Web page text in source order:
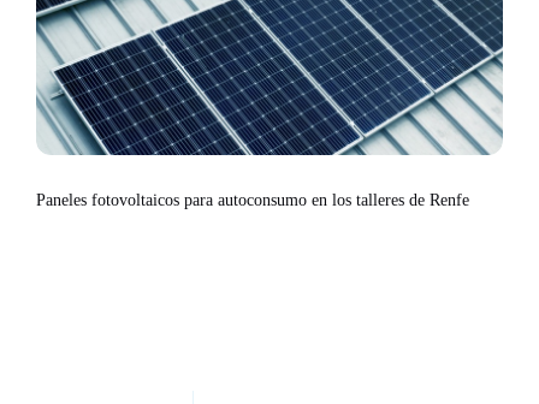
Paneles fotovoltaicos para autoconsumo en los talleres de Renfe